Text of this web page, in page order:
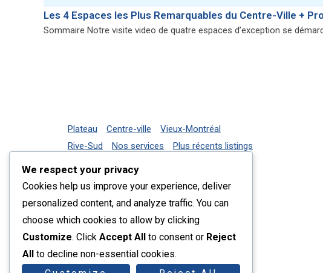
Les 4 Espaces les Plus Remarquables du Centre-Ville +
Sommaire Notre visite video de quatre espaces d’exception se
Plateau Centre-ville
Vieux-Montréal
Rive-Sud
Nos services
Plus récents listings
We respect your privacy
Cookies help us improve your experience, deliver
personalized content, and analyze traffic. You can
choose which cookies to allow by clicking
Customize. Click Accept All to consent or Reject
All to decline non-essential cookies.